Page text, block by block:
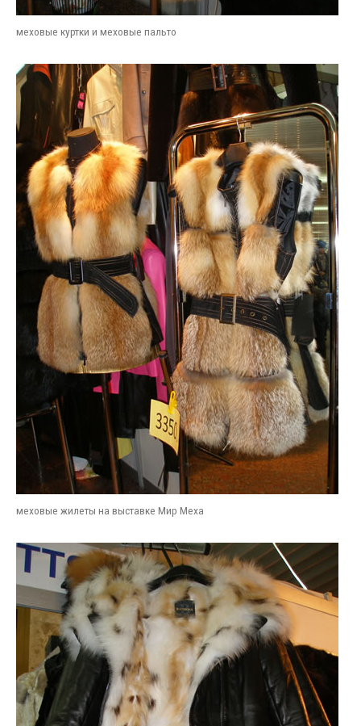
меховые куртки и меховые пальто
меховые жилеты на выставке Мир Меха